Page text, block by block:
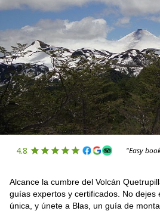
4.8 "Easy
Alcance la cumbre del Volcán
guías expertos y certificados. No dejes
única, y únete a Blas, un guía de